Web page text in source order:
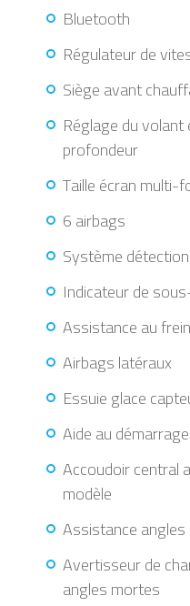
Bluetooth
Régulateur de
Siège avant
Réglage du
profondeur
Taille écran multi-
6 airbags
Système
Indicateur de
Assistance au
Airbags latéraux
Essuie glace
Aide au
Accoudoir central
modèle
Assistance
Avertisseur de
angles mortes